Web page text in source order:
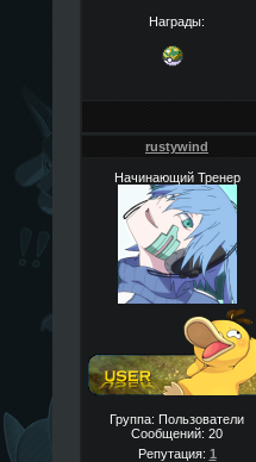
Награды:
rustywind
Начинающий Тренер
Группа: Пользователи
Сообщений: 20
Репутация: 1